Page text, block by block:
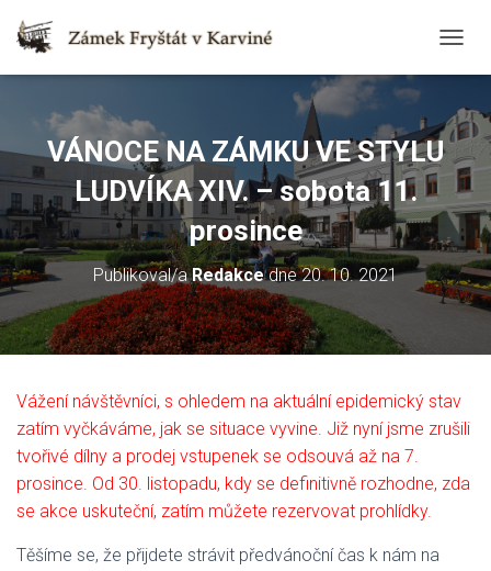
O
G
L
E
V
I
G
A
T
VÁNOCE NA ZÁMKU VE STYLU
LUDVÍKA XIV. – sobota 11.
prosince
Publikoval/aRedakcedne20. 10. 2021
Vážení návštěvníci, s ohledem na aktuální epidemický stav
zatím vyčkáváme, jak se situace vyvine. Již nyní jsme zrušili
tvořivé dílny a prodej vstupenek se odsouvá až na 7.
prosince. Od 30. listopadu, kdy se definitivně rozhodne, zda
se akce uskuteční, zatím můžete rezervovat prohlídky.
Těšíme se, že přijdete strávit předvánoční čas k nám na